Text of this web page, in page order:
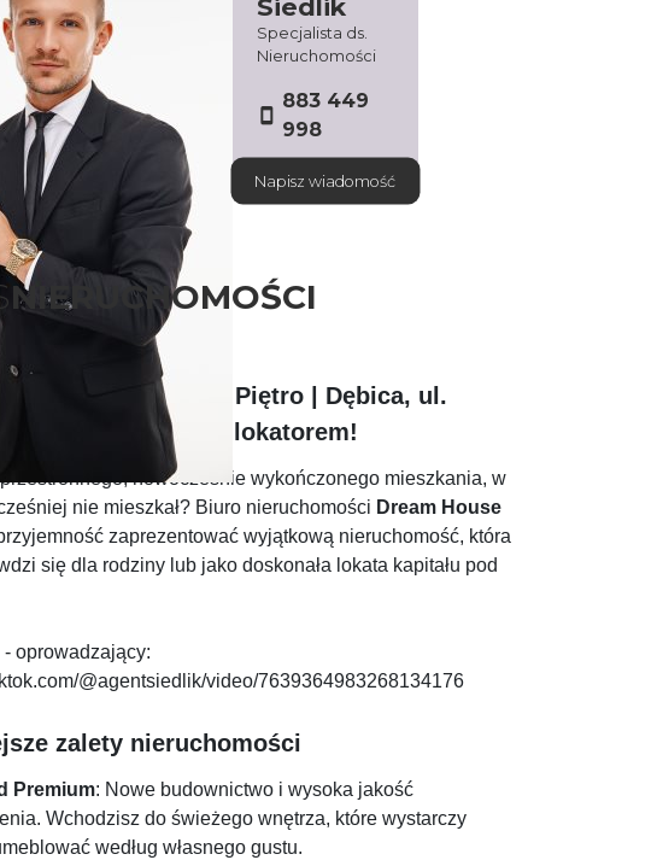
Siedlik
Specjalista ds.
Nieruchomości
883 449
998
Napisz wiadomość
NIERUCHOMOŚCI
65 m² | 1. Piętro | Dębica, ul.
– Bądź pierwszym lokatorem!
nowocześnie wykończonego mieszkania, w
nie mieszkał? Biuro nieruchomości Dream House
zaprezentować wyjątkową nieruchomość, która
się dla rodziny lub jako doskonała lokata kapitału pod
- oprowadzający:
@agentsiedlik/video/7639364983268134176
zalety nieruchomości
Premium: Nowe budownictwo i wysoka jakość
Wchodzisz do świeżego wnętrza, które wystarczy
według własnego gustu.